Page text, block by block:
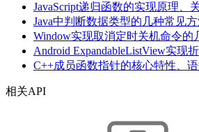
JavaScript递归函数的实现原理、
Java中判断数据类型的几种常见
Window实现取消定时关机命令的
Android ExpandableListView实现
C++成员函数指针的核心特性、
相关API